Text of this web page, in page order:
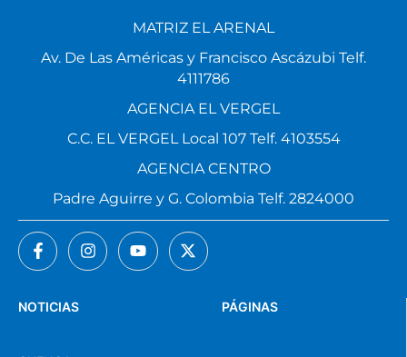
PÁGINAS
NOTICIAS
MATRIZ EL ARENAL
Av. De Las Américas y Francisco Ascázubi Telf.
4111786
AGENCIA EL VERGEL
C.C. EL VERGEL Local 107 Telf. 4103554
AGENCIA CENTRO
Padre Aguirre y G. Colombia Telf. 2824000